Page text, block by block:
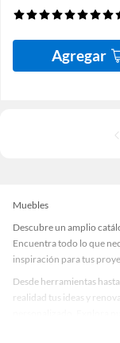
Agregar
Muebles
Descubre un amplio
Encuentra todo lo que
inspiración para tus
Desde herramientas
realidad tus ideas y
accesorios de calidad